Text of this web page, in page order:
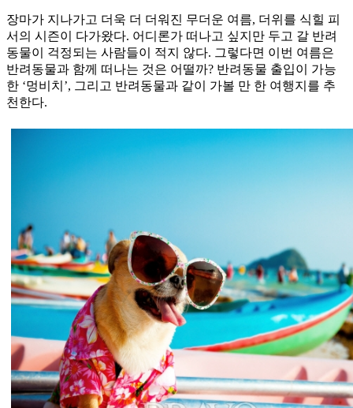
장마가 지나가고 더욱 더 더워진 무더운 여름, 더위를 식힐 피
서의 시즌이 다가왔다. 어디론가 떠나고 싶지만 두고 갈 반려
동물이 걱정되는 사람들이 적지 않다. 그렇다면 이번 여름은
반려동물과 함께 떠나는 것은 어떨까? 반려동물 출입이 가능
한 ‘멍비치’, 그리고 반려동물과 같이 가볼 만 한 여행지를 추
천한다.